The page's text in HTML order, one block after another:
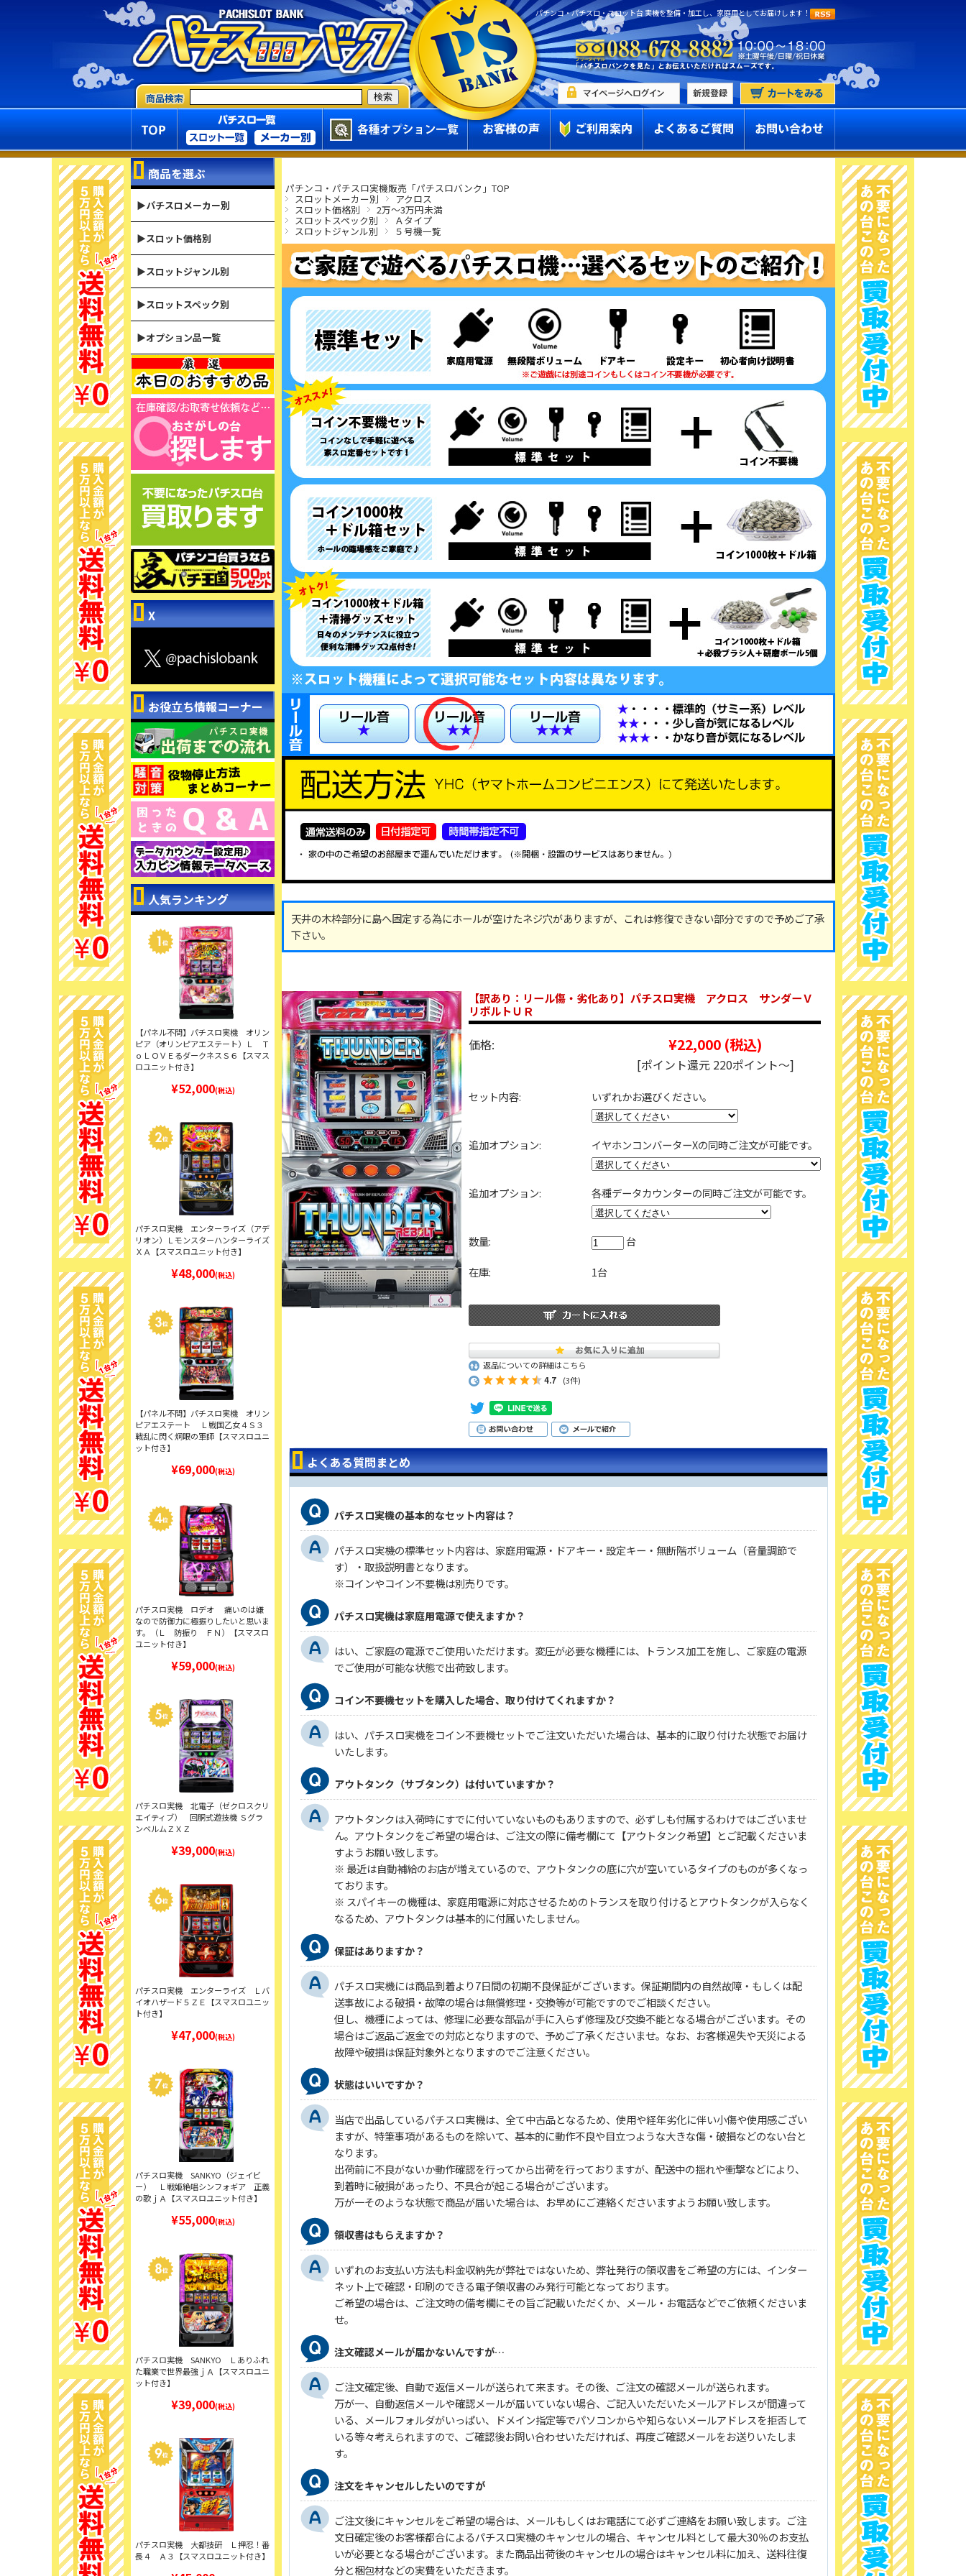
パチンコ・パチスロ・スロット台 実機を整備・加工し、家庭用としてお届けします！
パチンコ・パチスロ実機販売「パチスロバンク」TOP
スロットメーカー別 アクロス
スロット価格別 2万～3万円未満
スロットスペック別 Ａタイプ
スロットジャンル別 ５号機一覧
天井の木枠部分に島へ固定する為にホールが空けたネジ穴がありますが、これは修復できない部分ですので予めご了承
下さい。
【訳あり：リール傷・劣化あり】パチスロ実機 アクロス サンダーＶ
リボルトＵＲ
価格: ¥22,000 (税込)
[ポイント還元 220ポイント～]
セット内容: いずれかお選びください。
追加オプション: イヤホンコンバーターXの同時ご注文が可能です。
追加オプション: 各種データカウンターの同時ご注文が可能です。
数量: 台
在庫: 1台
返品についての詳細はこちら
4.7
(3件)
よくある質問まとめ
パチスロ実機の基本的なセット内容は？
パチスロ実機の標準セット内容は、家庭用電源・ドアキー・設定キー・無断階ボリューム（音量調節で
す）・取扱説明書となります。
※コインやコイン不要機は別売りです。
パチスロ実機は家庭用電源で使えますか？
はい、ご家庭の電源でご使用いただけます。変圧が必要な機種には、トランス加工を施し、ご家庭の電源
でご使用が可能な状態で出荷致します。
コイン不要機セットを購入した場合、取り付けてくれますか？
はい、パチスロ実機をコイン不要機セットでご注文いただいた場合は、基本的に取り付けた状態でお届け
いたします。
アウトタンク（サブタンク）は付いていますか？
アウトタンクは入荷時にすでに付いていないものもありますので、必ずしも付属するわけではございませ
ん。アウトタンクをご希望の場合は、ご注文の際に備考欄にて【アウトタンク希望】とご記載くださいま
すようお願い致します。
※ 最近は自動補給のお店が増えているので、アウトタンクの底に穴が空いているタイプのものが多くなっ
ております。
※ スパイキーの機種は、家庭用電源に対応させるためのトランスを取り付けるとアウトタンクが入らなく
なるため、アウトタンクは基本的に付属いたしません。
保証はありますか？
パチスロ実機には商品到着より7日間の初期不良保証がございます。保証期間内の自然故障・もしくは配
送事故による破損・故障の場合は無償修理・交換等が可能ですのでご相談ください。
但し、機種によっては、修理に必要な部品が手に入らず修理及び交換不能となる場合がございます。その
場合はご返品ご返金での対応となりますので、予めご了承くださいませ。なお、お客様過失や天災による
故障や破損は保証対象外となりますのでご注意ください。
状態はいいですか？
当店で出品しているパチスロ実機は、全て中古品となるため、使用や経年劣化に伴い小傷や使用感ござい
ますが、特筆事項があるものを除いて、基本的に動作不良や目立つような大きな傷・破損などのない台と
なります。
出荷前に不良がないか動作確認を行ってから出荷を行っておりますが、配送中の揺れや衝撃などにより、
到着時に破損があったり、不具合が起こる場合がございます。
万が一そのような状態で商品が届いた場合は、お早めにご連絡くださいますようお願い致します。
領収書はもらえますか？
いずれのお支払い方法も料金収納先が弊社ではないため、弊社発行の領収書をご希望の方には、インター
ネット上で確認・印刷のできる電子領収書のみ発行可能となっております。
ご希望の場合は、ご注文時の備考欄にその旨ご記載いただくか、メール・お電話などでご依頼くださいま
せ。
注文確認メールが届かないんですが…
ご注文確定後、自動で返信メールが送られて来ます。その後、ご注文の確認メールが送られます。
万が一、自動返信メールや確認メールが届いていない場合、ご記入いただいたメールアドレスが間違って
いる、メールフォルダがいっぱい、ドメイン指定等でパソコンからや知らないメールアドレスを拒否して
いる等々考えられますので、ご確認後お問い合わせいただければ、再度ご確認メールをお送りいたしま
す。
注文をキャンセルしたいのですが
ご注文後にキャンセルをご希望の場合は、メールもしくはお電話にて必ずご連絡をお願い致します。ご注
文日確定後のお客様都合によるパチスロ実機のキャンセルの場合、キャンセル料として最大30％のお支払
いが必要となる場合がございます。また商品出荷後のキャンセルの場合はキャンセル料に加え、送料往復
分と梱包材などの実費をいただきます。
商品を選ぶ
▶パチスロメーカー別
▶スロット価格別
▶スロットジャンル別
▶スロットスペック別
▶オプション品一覧
X
お役立ち情報コーナー
人気ランキング
【パネル不問】パチスロ実機 オリン
ピア（オリンピアエステート）Ｌ Ｔ
ｏＬＯＶＥるダークネスＳ６【スマス
ロユニット付き】
¥52,000(税込)
パチスロ実機 エンターライズ（アデ
リオン）Ｌモンスターハンターライズ
ＸＡ【スマスロユニット付き】
¥48,000(税込)
【パネル不問】パチスロ実機 オリン
ピアエステート Ｌ戦国乙女４Ｓ３
戦乱に閃く炯眼の軍師【スマスロユニ
ット付き】
¥69,000(税込)
パチスロ実機 ロデオ 痛いのは嫌
なので防御力に極振りしたいと思いま
す。（Ｌ 防振り ＦＮ）【スマスロ
ユニット付き】
¥59,000(税込)
パチスロ実機 北電子（ゼクロスクリ
エイティブ） 回胴式遊技機 Ｓグラ
ンベルムＺＸＺ
¥39,000(税込)
パチスロ実機 エンターライズ Ｌバ
イオハザード５ＺＥ【スマスロユニッ
ト付き】
¥47,000(税込)
パチスロ実機 SANKYO（ジェイビ
ー） Ｌ戦姫絶唱シンフォギア 正義
の歌ｊＡ【スマスロユニット付き】
¥55,000(税込)
パチスロ実機 SANKYO Ｌありふれ
た職業で世界最強ｊＡ【スマスロユニ
ット付き】
¥39,000(税込)
パチスロ実機 大都技研 Ｌ押忍！番
長４ Ａ３【スマスロユニット付き】